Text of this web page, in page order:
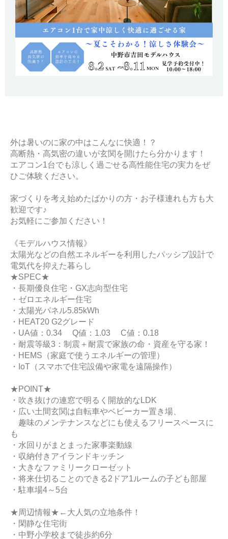
外は暑いのに家の中はこんなに快適！？
高断熱・高気密の違いが玄関を開けたら分かります！
エアコン1台でも涼しく過ごせる高性能住宅の実力をぜ
ひご体験ください。
家づくりを考え始めたばかりの方・お子様連れも方も大
歓迎です♪
お気軽にご参加ください！
《モデルハウス情報》
太陽光などの自然エネルギーを利用したパッシブ設計で
電気代を抑えた暮らし
★SPEC★
・長期優良住宅・GX志向型住宅
・ゼロエネルギー住宅
・太陽光パネル5.85kWh
・HEAT20 G2グレード
・UA値：0.34 Q値：1.03 C値：0.18
・耐震等級3：制震＋耐震で家族の命・資産を守る家！
・HEMS（家庭で使うエネルギーの管理）
・IoT（スマホで住宅設備や家電を遠隔操作）
★POINT★
・吹き抜けの連窓で明るく開放的なLDK
・広い土間玄関は自転車やベビーカー置き場、
趣味のメンテナンスなどにも使えるフリースペースに
も
・水回りがまとまった家事楽動線
・収納付きアイランドキッチン
・大きなファミリークローゼット
・将来仕切ることのできる2ドア1ルームの子ども部屋
・駐車場4～5台
★周辺情報★←大人気の立地条件！
・閑静な住宅街
・中野小学校まで徒歩約6分